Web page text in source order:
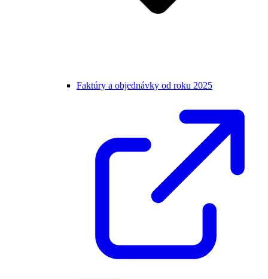
Faktúry a objednávky od roku 2025